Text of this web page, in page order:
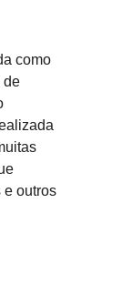
como
de
e outros